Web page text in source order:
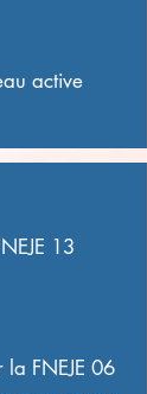
active
13
la FNEJE 06